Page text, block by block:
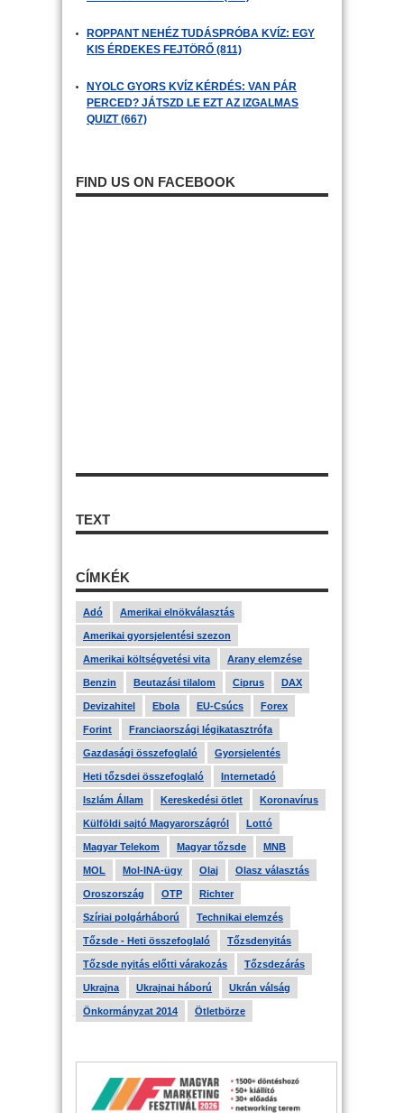
ROPPANT NEHÉZ TUDÁSPRÓBA KVÍZ: EGY
KIS ÉRDEKES FEJTÖRŐ (811)
NYOLC GYORS KVÍZ KÉRDÉS: VAN PÁR
PERCED? JÁTSZD LE EZT AZ IZGALMAS
QUIZT (667)
FIND US ON FACEBOOK
TEXT
CÍMKÉK
Adó Amerikai elnökválasztás
Amerikai gyorsjelentési szezon
Amerikai költségvetési vita Arany elemzése
Benzin Beutazási tilalom Ciprus DAX
Devizahitel Ebola EU-Csúcs Forex
Forint Franciaországi légikatasztrófa
Gazdasági összefoglaló Gyorsjelentés
Heti tőzsdei összefoglaló Internetadó
Iszlám Állam Kereskedési ötlet Koronavírus
Külföldi sajtó Magyarországról Lottó
Magyar Telekom Magyar tőzsde MNB
MOL Mol-INA-ügy Olaj Olasz választás
Oroszország OTP Richter
Szíriai polgárháború Technikai elemzés
Tőzsde - Heti összefoglaló Tőzsdenyitás
Tőzsde nyitás előtti várakozás Tőzsdezárás
Ukrajna Ukrajnai háború Ukrán válság
Önkormányzat 2014 Ötletbörze